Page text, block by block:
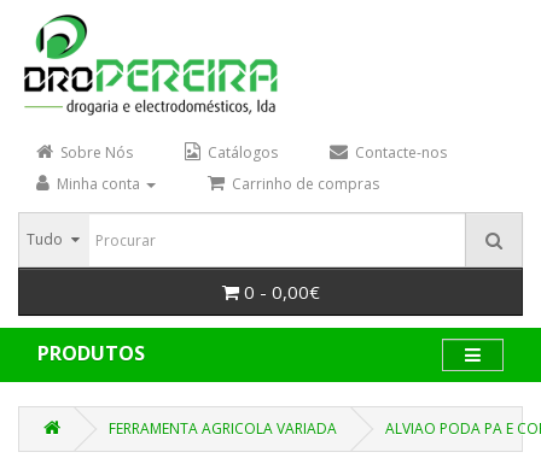
Sobre Nós Catálogos
Contacte-nos
Minha conta
Carrinho de compras
Tudo
0 - 0,00€
PRODUTOS
FERRAMENTA AGRICOLA VARIADA ALVIAO PODA PA E